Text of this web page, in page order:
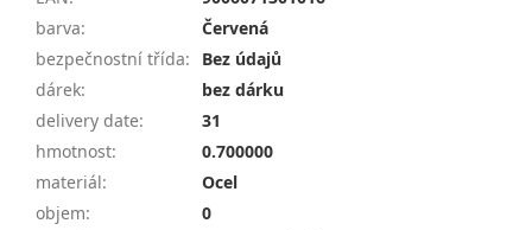
barva:
Červená
bezpečnostní třída:
Bez údajů
dárek:
bez dárku
delivery date:
31
hmotnost:
0.700000
materiál:
Ocel
objem:
0